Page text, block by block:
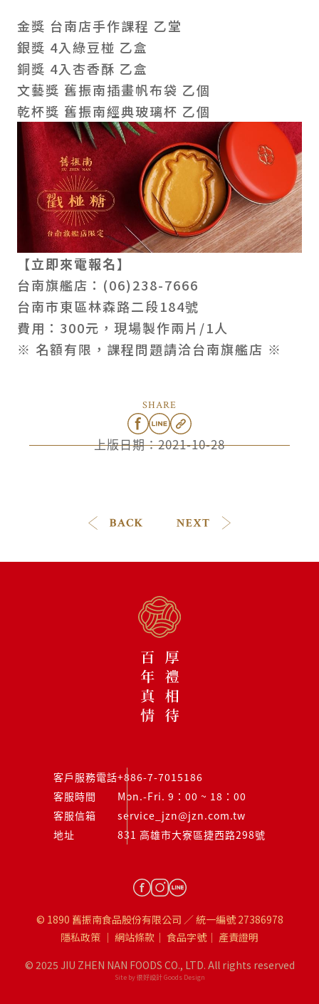
金獎 台南店手作課程 乙堂
銀獎 4入綠豆椪 乙盒
銅獎 4入杏香酥 乙盒
文藝獎 舊振南插畫帆布袋 乙個
乾杯獎 舊振南經典玻璃杯 乙個
【立即來電報名】
台南旗艦店：(06)238-7666
台南市東區林森路二段184號
費用：300元，現場製作兩片/1人
※ 名額有限，課程問題請洽台南旗艦店 ※
上版日期：2021-10-28
SHARE
客戶服務電話+886-7-7015186
客服時間
Mon.-Fri. 9：00 ~ 18：00
客服信箱
service_jzn@jzn.com.tw
地址
831 高雄市大寮區捷西路298號
© 1890 舊振南食品股份有限公司 ／ 統一編號 27386978
隱私政策 ｜ 網站條款 ｜ 食品字號｜ 產責證明
© 2025 JIU ZHEN NAN FOODS CO., LTD. All rights reserved
Site by 很好設計 Goods Design